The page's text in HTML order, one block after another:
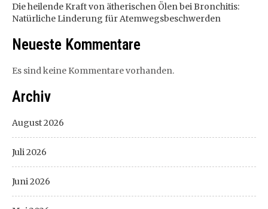
Die heilende Kraft von ätherischen Ölen bei Bronchitis:
Natürliche Linderung für Atemwegsbeschwerden
Neueste Kommentare
Es sind keine Kommentare vorhanden.
Archiv
August 2026
Juli 2026
Juni 2026